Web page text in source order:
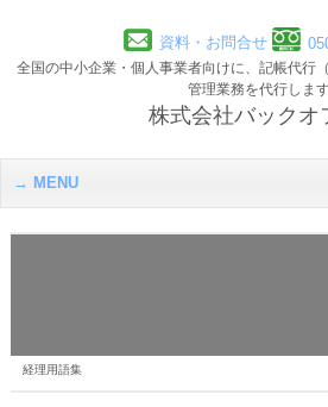
資料・お問合せ
全国の中小企業・個人事業者向けに、記帳代行
管理業務を代行します
株式会社バックオ
MENU
経理用語集